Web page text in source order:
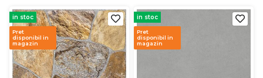
in stoc
Pret
disponibil in
magazin
in stoc
Pret
disponibil in
magazin